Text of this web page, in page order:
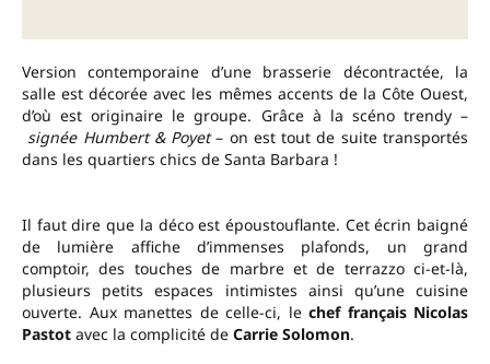
Version contemporaine d’une brasserie décontractée, la
salle est décorée avec les mêmes accents de la Côte Ouest,
d’où est originaire le groupe. Grâce à la scéno trendy –
signée Humbert & Poyet– on est tout de suite transportés
dans les quartiers chics de Santa Barbara !
Il faut dire que la déco est époustouflante. Cet écrin baigné
de lumière affiche d’immenses plafonds, un grand
comptoir, des touches de marbre et de terrazzo ci-et-là,
plusieurs petits espaces intimistes ainsi qu’une cuisine
ouverte. Aux manettes de celle-ci, le chef français Nicolas
Pastot avec la complicité de Carrie Solomon.